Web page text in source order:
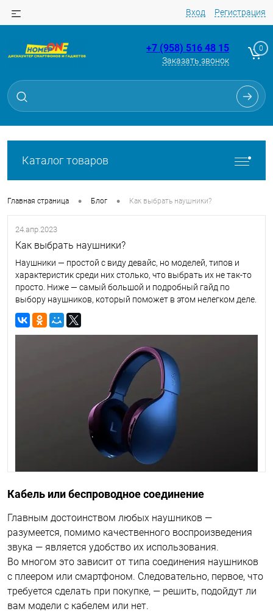
Вход Регистрация
+7 (958) 516 48 15
Заказать звонок
0
Каталог товаров
Главная страница • Блог • Как выбрать наушники?
24.апр.2023
Как выбрать наушники?
Наушники — простой с виду девайс, но моделей, типов и
характеристик среди них столько, что выбрать их не так-то
просто. Ниже — самый большой и подробный гайд по
выбору наушников, который поможет в этом нелегком деле.
Кабель или беспроводное соединение
Главным достоинством любых наушников —
разумеется, помимо качественного воспроизведения
звука — является удобство их использования.
Во многом это зависит от типа соединения наушников
с плеером или смартфоном. Следовательно, первое, что
требуется сделать при покупке, — решить, подойдут ли
вам модели с кабелем или нет.